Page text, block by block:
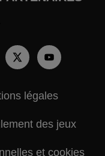
légales
des jeux
et cookies